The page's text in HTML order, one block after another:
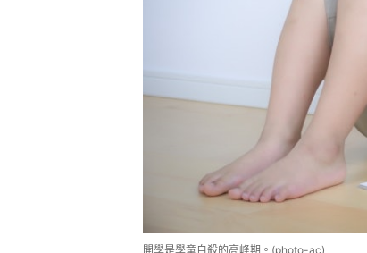
開學是學童自殺的高峰期。(photo-ac)